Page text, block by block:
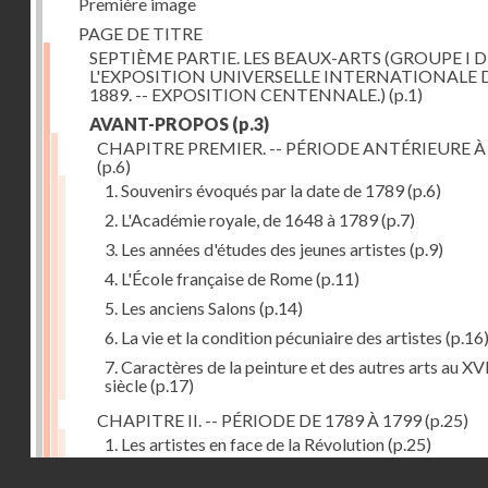
PAGE DE TITRE
SEPTIÈME PARTIE. LES BEAUX-ARTS (GROUPE I
L'EXPOSITION UNIVERSELLE INTERNATIONALE
1889. -- EXPOSITION CENTENNALE.) (p.1)
AVANT-PROPOS (p.3)
CHAPITRE PREMIER. -- PÉRIODE ANTÉRIEURE
(p.6)
1. Souvenirs évoqués par la date de 1789(p.6)
2. L'Académie royale, de 1648 à 1789(p.7)
3. Les années d'études des jeunes artistes (p.9)
4. L'École française de Rome(p.11)
5. Les anciens Salons (p.14)
6. La vie et la condition pécuniaire des artistes (p.16)
7. Caractères de la peinture et des autres arts au
siècle(p.17)
CHAPITRE II. -- PÉRIODE DE 1789 À 1799(p.25)
1. Les artistes en face de la Révolution(p.25)